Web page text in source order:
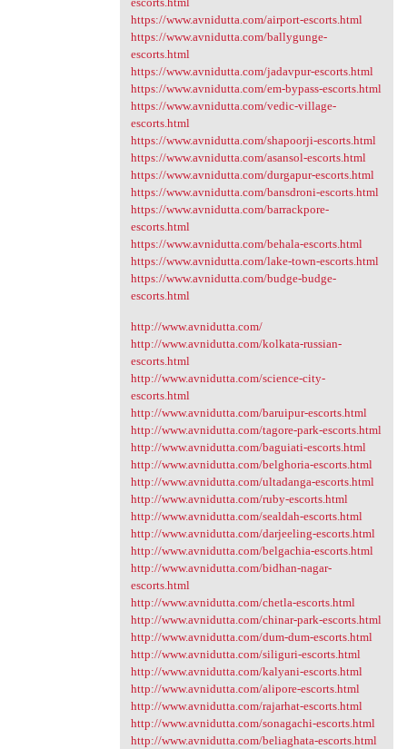
https://www.avnidutta.com/airport-escorts.html
https://www.avnidutta.com/ballygunge-
escorts.html
https://www.avnidutta.com/jadavpur-escorts.html
https://www.avnidutta.com/em-bypass-escorts.html
https://www.avnidutta.com/vedic-village-
escorts.html
https://www.avnidutta.com/shapoorji-escorts.html
https://www.avnidutta.com/asansol-escorts.html
https://www.avnidutta.com/durgapur-escorts.html
https://www.avnidutta.com/bansdroni-escorts.html
https://www.avnidutta.com/barrackpore-
escorts.html
https://www.avnidutta.com/behala-escorts.html
https://www.avnidutta.com/lake-town-escorts.html
https://www.avnidutta.com/budge-budge-
escorts.html
http://www.avnidutta.com/
http://www.avnidutta.com/kolkata-russian-
escorts.html
http://www.avnidutta.com/science-city-
escorts.html
http://www.avnidutta.com/baruipur-escorts.html
http://www.avnidutta.com/tagore-park-escorts.html
http://www.avnidutta.com/baguiati-escorts.html
http://www.avnidutta.com/belghoria-escorts.html
http://www.avnidutta.com/ultadanga-escorts.html
http://www.avnidutta.com/ruby-escorts.html
http://www.avnidutta.com/sealdah-escorts.html
http://www.avnidutta.com/darjeeling-escorts.html
http://www.avnidutta.com/belgachia-escorts.html
http://www.avnidutta.com/bidhan-nagar-
escorts.html
http://www.avnidutta.com/chetla-escorts.html
http://www.avnidutta.com/chinar-park-escorts.html
http://www.avnidutta.com/dum-dum-escorts.html
http://www.avnidutta.com/siliguri-escorts.html
http://www.avnidutta.com/kalyani-escorts.html
http://www.avnidutta.com/alipore-escorts.html
http://www.avnidutta.com/rajarhat-escorts.html
http://www.avnidutta.com/sonagachi-escorts.html
http://www.avnidutta.com/beliaghata-escorts.html